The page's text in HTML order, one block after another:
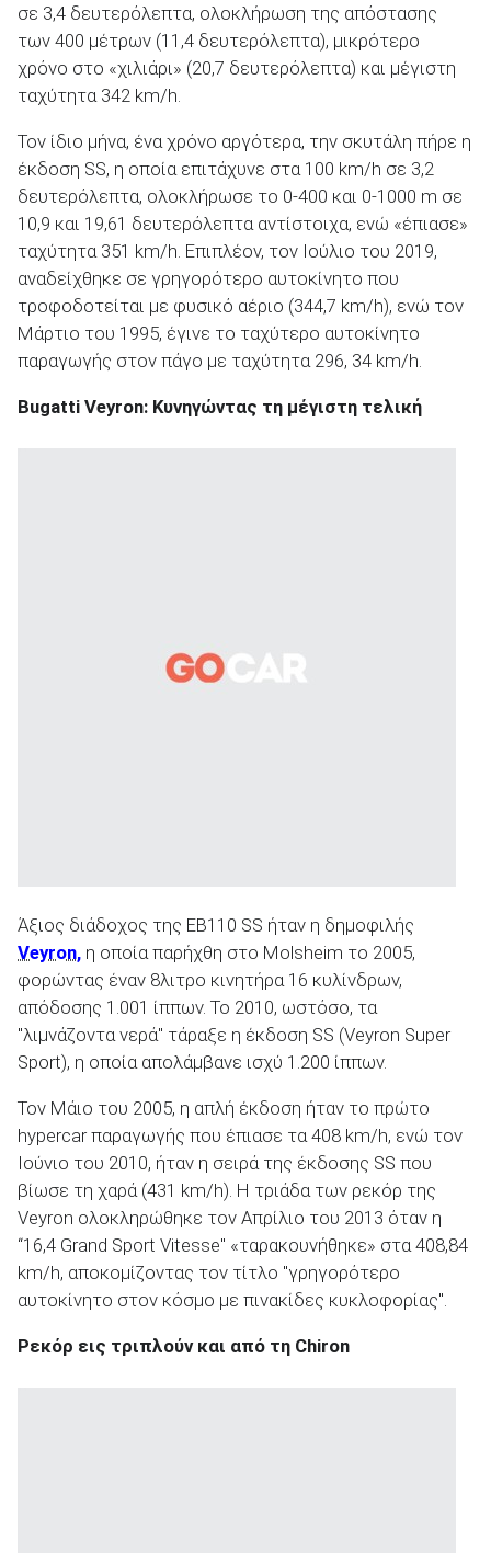
σε 3,4 δευτερόλεπτα, ολοκλήρωση της απόστασης
των 400 μέτρων (11,4 δευτερόλεπτα), μικρότερο
χρόνο στο «χιλιάρι» (20,7 δευτερόλεπτα) και μέγιστη
ταχύτητα 342 km/h.
Τον ίδιο μήνα, ένα χρόνο αργότερα, την σκυτάλη πήρε η
έκδοση SS, η οποία επιτάχυνε στα 100 km/h σε 3,2
δευτερόλεπτα, ολοκλήρωσε το 0-400 και 0-1000 m σε
10,9 και 19,61 δευτερόλεπτα αντίστοιχα, ενώ «έπιασε»
ταχύτητα 351 km/h. Επιπλέον, τον Ιούλιο του 2019,
αναδείχθηκε σε γρηγορότερο αυτοκίνητο που
τροφοδοτείται με φυσικό αέριο (344,7 km/h), ενώ τον
Μάρτιο του 1995, έγινε το ταχύτερο αυτοκίνητο
παραγωγής στον πάγο με ταχύτητα 296, 34 km/h.
Bugatti Veyron: Κυνηγώντας τη μέγιστη τελική
Άξιος διάδοχος της ΕΒ110 SS ήταν η δημοφιλής
Veyron, η οποία παρήχθη στο Μolsheim το 2005,
φορώντας έναν 8λιτρο κινητήρα 16 κυλίνδρων,
απόδοσης 1.001 ίππων. Το 2010, ωστόσο, τα
"λιμνάζοντα νερά" τάραξε η έκδοση SS (Veyron Super
Sport), η οποία απολάμβανε ισχύ 1.200 ίππων.
Τον Μάιο του 2005, η απλή έκδοση ήταν το πρώτο
hypercar παραγωγής που έπιασε τα 408 km/h, ενώ τον
Ιούνιο του 2010, ήταν η σειρά της έκδοσης SS που
βίωσε τη χαρά (431 km/h). Η τριάδα των ρεκόρ της
Veyron ολοκληρώθηκε τον Απρίλιο του 2013 όταν η
“16,4 Grand Sport Vitesse" «ταρακουνήθηκε» στα 408,84
km/h, αποκομίζοντας τον τίτλο "γρηγορότερο
αυτοκίνητο στον κόσμο με πινακίδες κυκλοφορίας".
Ρεκόρ εις τριπλούν και από τη Chiron